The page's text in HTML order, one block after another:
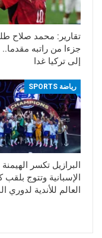
تقارير: محمد صلاح
جزءا من راتبه
إلى تركيا غدا
رياضة SPORTS
البرازيل تكسر الهيمنة
الإسبانية وتتوج
العالم للأندية لدوري